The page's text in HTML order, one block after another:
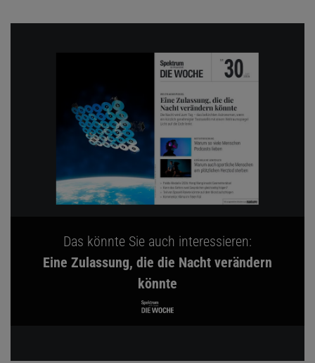
Das könnte Sie auch interessieren:
Eine Zulassung, die die Nacht verändern
könnte